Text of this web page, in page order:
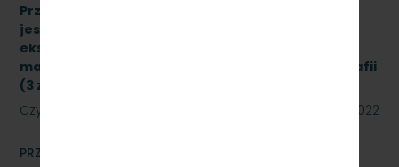
Przetarg nieograniczony, którego przedmiotem
jest sukcesywna dostawa materiałów
eksploatacyjnych do urządzeń drukujących,
materiałów biurowych oraz materiałów do poligrafii
(3 zadania) znak sprawy: SKMMU.086.34.22
Czytaj dalej
23 czerwca 2022
PRZETARGI